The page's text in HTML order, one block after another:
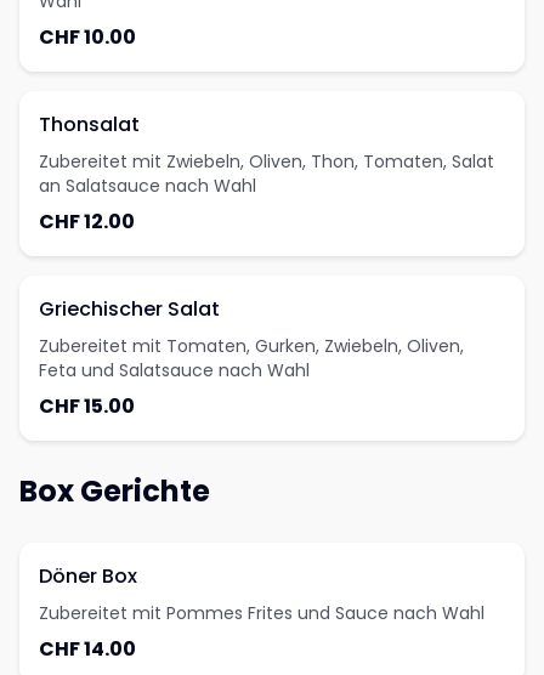
CHF 10.00
Thonsalat
Zubereitet mit Zwiebeln, Oliven, Thon, Tomaten, Salat
an Salatsauce nach Wahl
CHF 12.00
Griechischer Salat
Zubereitet mit Tomaten, Gurken, Zwiebeln, Oliven,
Feta und Salatsauce nach Wahl
CHF 15.00
Box Gerichte
Döner Box
Zubereitet mit Pommes Frites und Sauce nach Wahl
CHF 14.00